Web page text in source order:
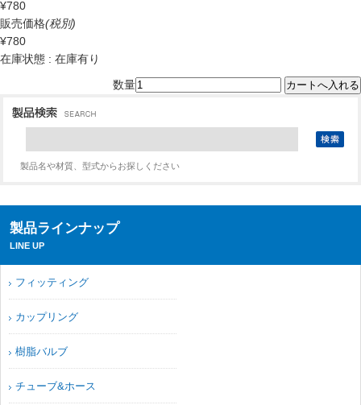
¥780
販売価格(税別)
¥780
在庫状態 : 在庫有り
数量
製品名や材質、型式からお探しください
製品ラインナップ
LINE UP
フィッティング
カップリング
樹脂バルブ
チューブ&ホース